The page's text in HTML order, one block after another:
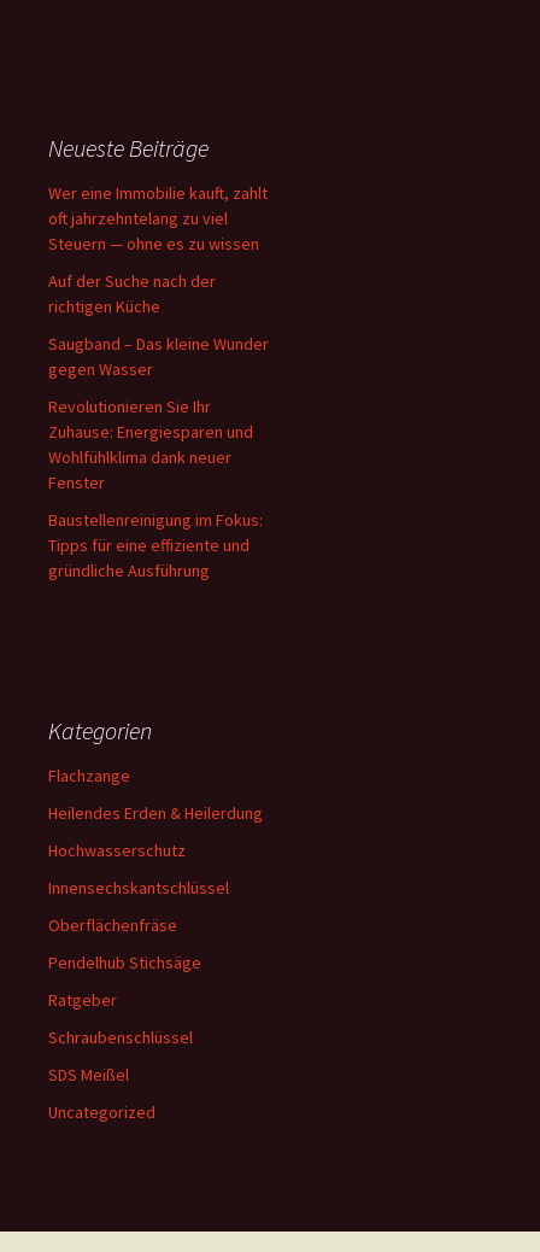
Neueste Beiträge
Wer eine Immobilie kauft, zahlt
oft jahrzehntelang zu viel
Steuern — ohne es zu wissen
Auf der Suche nach der
richtigen Küche
Saugband – Das kleine Wunder
gegen Wasser
Revolutionieren Sie Ihr
Zuhause: Energiesparen und
Wohlfühlklima dank neuer
Fenster
Baustellenreinigung im Fokus:
Tipps für eine effiziente und
gründliche Ausführung
Kategorien
Flachzange
Heilendes Erden & Heilerdung
Hochwasserschutz
Innensechskantschlüssel
Oberflächenfräse
Pendelhub Stichsäge
Ratgeber
Schraubenschlüssel
SDS Meißel
Uncategorized